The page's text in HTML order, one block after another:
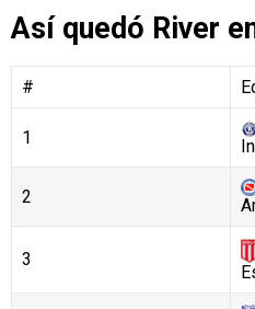
Así quedó River
#
1
2
3